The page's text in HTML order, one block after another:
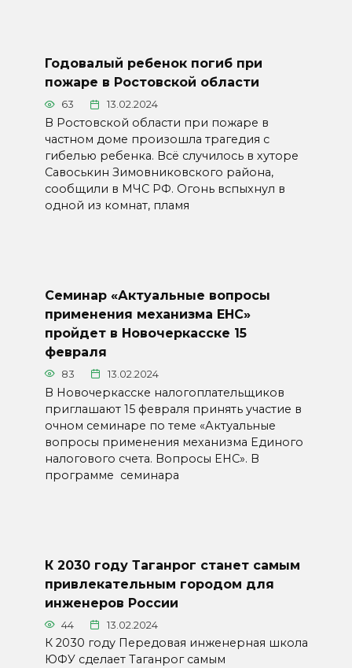
Годовалый ребенок погиб при
пожаре в Ростовской области
63 13.02.2024
В Ростовской области при пожаре в
частном доме произошла трагедия с
гибелью ребенка. Всё случилось в хуторе
Савоськин Зимовниковского района,
сообщили в МЧС РФ. Огонь вспыхнул в
одной из комнат, пламя
Семинар «Актуальные вопросы
применения механизма ЕНС»
пройдет в Новочеркасске 15
февраля
83 13.02.2024
В Новочеркасске налогоплательщиков
приглашают 15 февраля принять участие в
очном семинаре по теме «Актуальные
вопросы применения механизма Единого
налогового счета. Вопросы ЕНС». В
программе семинара
К 2030 году Таганрог станет самым
привлекательным городом для
инженеров России
44 13.02.2024
К 2030 году Передовая инженерная школа
ЮФУ сделает Таганрог самым